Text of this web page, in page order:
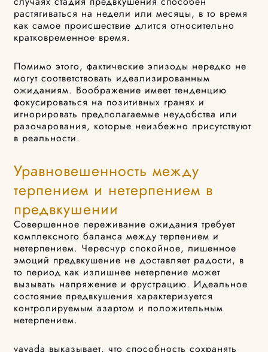
растягиваться на недели или месяцы, в то время
как самое происшествие длится относительно
кратковременное время.
Помимо этого, фактические эпизоды нередко не
могут соответствовать идеализированным
ожиданиям. Воображение имеет тенденцию
фокусироваться на позитивных гранях и
игнорировать предполагаемые неудобства или
разочарования, которые неизбежно присутствуют
в реальности.
Уравновешенность между
терпением и нетерпением в
предвкушении
Совершенное переживание ожидания требует
комплексного баланса между терпением и
нетерпением. Чересчур спокойное, лишенное
эмоций предвкушение не доставляет радости, в
то период как излишнее нетерпение может
вызывать напряжение и фрустрацию. Идеальное
состояние предвкушения характеризуется
контролируемым азартом и положительным
нетерпением.
vavada выказывает, что способность сохранять